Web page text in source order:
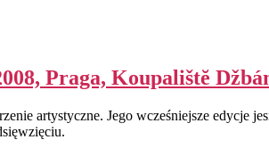
Praga, Koupalištĕ
artystyczne. Jego wcześniejsze edycje